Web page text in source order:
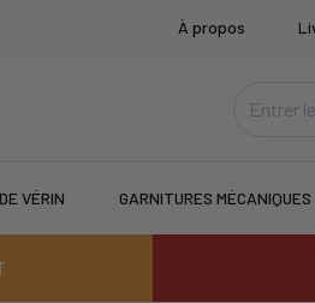
À propos
VÉRIN GARNITURES MÉCANIQUES